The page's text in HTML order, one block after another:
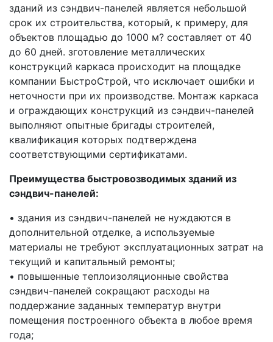
зданий из сэндвич-панелей является небольшой
срок их строительства, который, к примеру, для
объектов площадью до 1000 м? составляет от 40
до 60 дней. зготовление металлических
конструкций каркаса происходит на площадке
компании БыстроСтрой, что исключает ошибки и
неточности при их производстве. Монтаж каркаса
и ограждающих конструкций из сэндвич-панелей
выполняют опытные бригады строителей,
квалификация которых подтверждена
соответствующими сертификатами.
Преимущества быстровозводимых зданий из
сэндвич-панелей:
• здания из сэндвич-панелей не нуждаются в
дополнительной отделке, а используемые
материалы не требуют эксплуатационных затрат на
текущий и капитальный ремонты;
• повышенные теплоизоляционные свойства
сэндвич-панелей сокращают расходы на
поддержание заданных температур внутри
помещения построенного объекта в любое время
года;